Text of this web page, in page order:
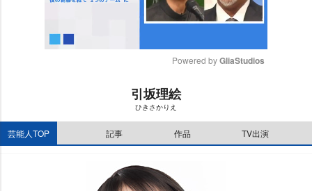
Powered by GliaStudios
引坂理絵
ひきさかりえ
芸能人TOP 記事 作品 TV出演